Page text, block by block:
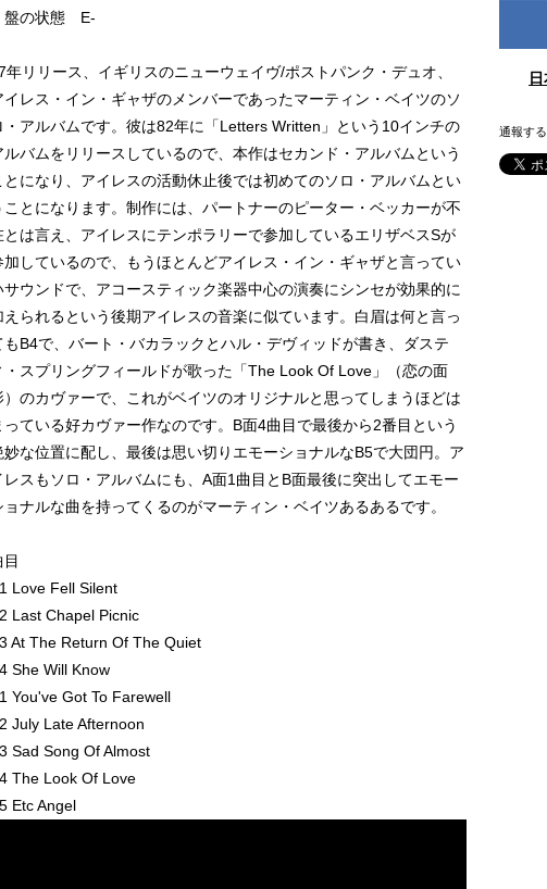
盤の状態 E-
年リリース、イギリスのニューウェイヴ/ポストパンク・デュオ、
イレス・イン・ギャザのメンバーであったマーティン・ベイツのソ
・アルバムです。彼は82年に「Letters Written」という10インチの
ルバムをリリースしているので、本作はセカンド・アルバムという
とになり、アイレスの活動休止後では初めてのソロ・アルバムとい
ことになります。制作には、パートナーのピーター・ベッカーが不
とは言え、アイレスにテンポラリーで参加しているエリザベスSが
加しているので、もうほとんどアイレス・イン・ギャザと言ってい
サウンドで、アコースティック楽器中心の演奏にシンセが効果的に
えられるという後期アイレスの音楽に似ています。白眉は何と言っ
もB4で、バート・バカラックとハル・デヴィッドが書き、ダステ
・スプリングフィールドが歌った「The Look Of Love」（恋の面
）のカヴァーで、これがベイツのオリジナルと思ってしまうほどは
っている好カヴァー作なのです。B面4曲目で最後から2番目という
妙な位置に配し、最後は思い切りエモーショナルなB5で大団円。ア
レスもソロ・アルバムにも、A面1曲目とB面最後に突出してエモー
ョナルな曲を持ってくるのがマーティン・ベイツあるあるです。
目
Love Fell Silent
Last Chapel Picnic
At The Return Of The Quiet
She Will Know
You've Got To Farewell
July Late Afternoon
Sad Song Of Almost
The Look Of Love
Etc Angel
通報する